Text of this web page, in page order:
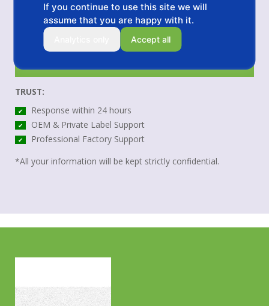
TRUST:
✔ Response within 24 hours
✔ OEM & Private Label Support
✔
Professional Factory Support
*All your information will be kept strictly confidential.
If you continue to use this site we will
assume that you are happy with it.
Accept all